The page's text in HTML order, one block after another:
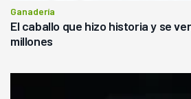
Ganadería
El caballo que hizo historia y se
millones